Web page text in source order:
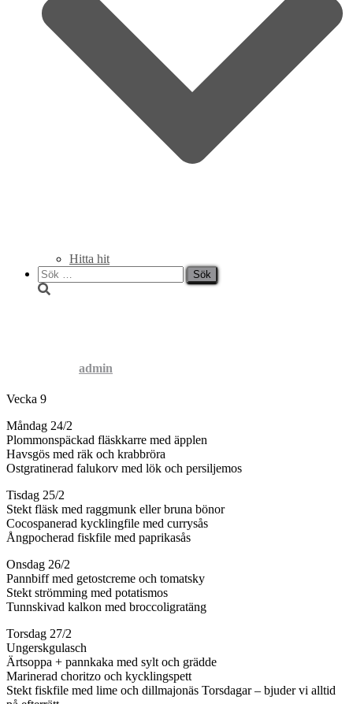
Hitta hit
Sök
efter:
admin
Vecka 9
Måndag 24/2
Plommonspäckad fläskkarre med äpplen
Havsgös med räk och krabbröra
Ostgratinerad falukorv med lök och persiljemos
Tisdag 25/2
Stekt fläsk med raggmunk eller bruna bönor
Cocospanerad kycklingfile med currysås
Ångpocherad fiskfile med paprikasås
Onsdag 26/2
Pannbiff med getostcreme och tomatsky
Stekt strömming med potatismos
Tunnskivad kalkon med broccoligratäng
Torsdag 27/2
Ungerskgulasch
Ärtsoppa + pannkaka med sylt och grädde
Marinerad choritzo och kycklingspett
Stekt fiskfile med lime och dillmajonäs Torsdagar – bjuder vi alltid